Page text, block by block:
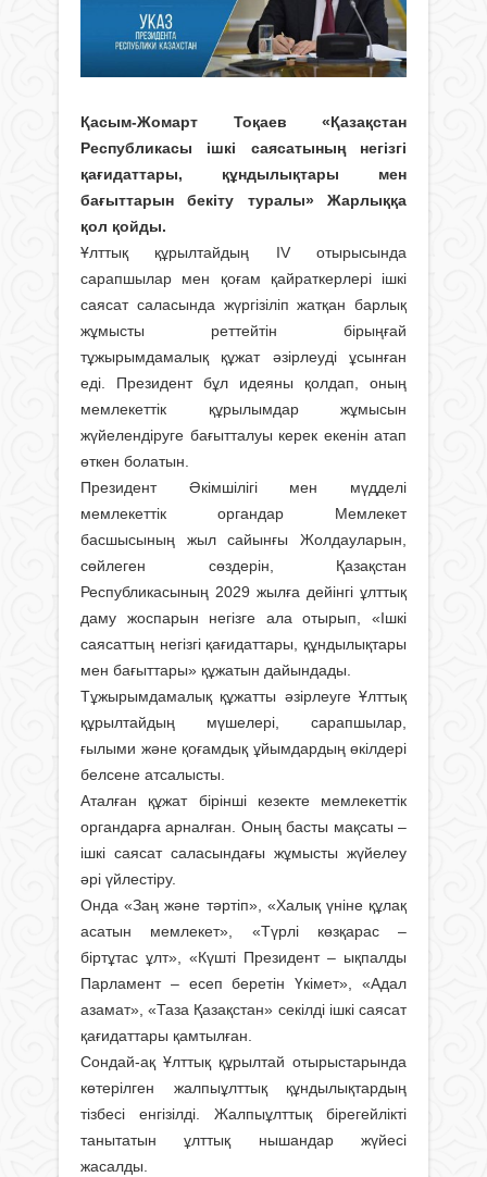
Қасым-Жомарт Тоқаев «Қазақстан
Республикасы ішкі саясатының негізгі
қағидаттары, құндылықтары мен
бағыттарын бекіту туралы» Жарлыққа
қол қойды.
Ұлттық құрылтайдың IV отырысында
сарапшылар мен қоғам қайраткерлері ішкі
саясат саласында жүргізіліп жатқан барлық
жұмысты реттейтін бірыңғай
тұжырымдамалық құжат әзірлеуді ұсынған
еді. Президент бұл идеяны қолдап, оның
мемлекеттік құрылымдар жұмысын
жүйелендіруге бағытталуы керек екенін атап
өткен болатын.
Президент Әкімшілігі мен мүдделі
мемлекеттік органдар Мемлекет
басшысының жыл сайынғы Жолдауларын,
сөйлеген сөздерін, Қазақстан
Республикасының 2029 жылға дейінгі ұлттық
даму жоспарын негізге ала отырып, «Ішкі
саясаттың негізгі қағидаттары, құндылықтары
мен бағыттары» құжатын дайындады.
Тұжырымдамалық құжатты әзірлеуге Ұлттық
құрылтайдың мүшелері, сарапшылар,
ғылыми және қоғамдық ұйымдардың өкілдері
белсене атсалысты.
Аталған құжат бірінші кезекте мемлекеттік
органдарға арналған. Оның басты мақсаты –
ішкі саясат саласындағы жұмысты жүйелеу
әрі үйлестіру.
Онда «Заң және тәртіп», «Халық үніне құлақ
асатын мемлекет», «Түрлі көзқарас –
біртұтас ұлт», «Күшті Президент – ықпалды
Парламент – есеп беретін Үкімет», «Адал
азамат», «Таза Қазақстан» секілді ішкі саясат
қағидаттары қамтылған.
Сондай-ақ Ұлттық құрылтай отырыстарында
көтерілген жалпыұлттық құндылықтардың
тізбесі енгізілді. Жалпыұлттық бірегейлікті
танытатын ұлттық нышандар жүйесі
жасалды.